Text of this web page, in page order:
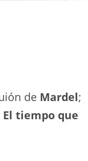
de Mardel;
El tiempo que